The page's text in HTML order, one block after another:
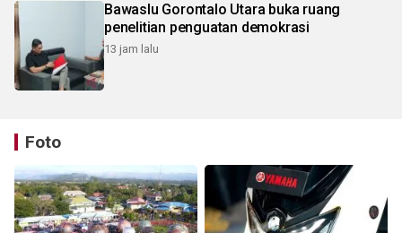
Bawaslu Gorontalo Utara buka ruang
penelitian penguatan demokrasi
13 jam lalu
Foto